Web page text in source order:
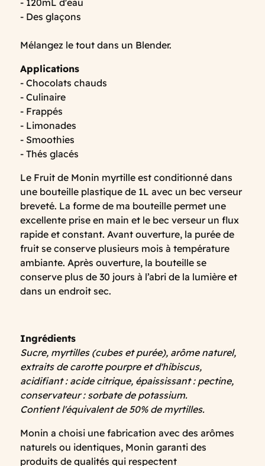
- 120mL d'eau
- Des glaçons
Mélangez le tout dans un Blender.
Applications
- Chocolats chauds
- Culinaire
- Frappés
- Limonades
- Smoothies
- Thés glacés
Le Fruit de Monin myrtille est conditionné dans
une bouteille plastique de 1L avec un bec verseur
breveté. La forme de ma bouteille permet une
excellente prise en main et le bec verseur un flux
rapide et constant. Avant ouverture, la purée de
fruit se conserve plusieurs mois à température
ambiante. Après ouverture, la bouteille se
conserve plus de 30 jours à l’abri de la lumière et
dans un endroit sec.
Ingrédients
Sucre, myrtilles (cubes et purée), arôme naturel,
extraits de carotte pourpre et d'hibiscus,
acidifiant : acide citrique, épaississant : pectine,
conservateur : sorbate de potassium.
Contient l'équivalent de 50% de myrtilles.
Monin a choisi une fabrication avec des arômes
naturels ou identiques, Monin garanti des
produits de qualités qui respectent